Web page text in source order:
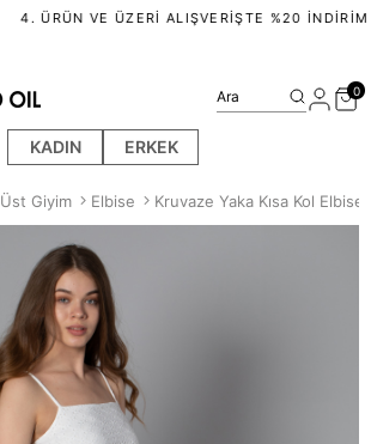
4. ÜRÜN VE ÜZERI ALIŞVERIŞTE %20 İNDIRIM
KADIN ERKEK
Ara 0
Üst Giyim Elbise Kruvaze Yaka Kısa Kol